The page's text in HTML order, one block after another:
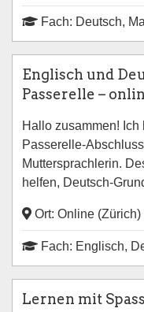
Fach: Deutsch,
Englisch und
Passerelle –
Hallo zusammen! Ich
Muttersprachlerin.
helfen,
Ort: Online (Zürich)
Fach: Englisch,
Lernen mit Spass